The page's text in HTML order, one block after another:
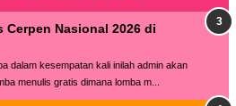
Cerpen Nasional 2026 di
dalam kesempatan kali inilah admin akan
menulis gratis dimana lomba m...